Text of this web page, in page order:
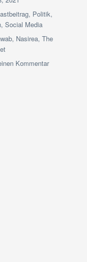
, Politik,
,Social Media
, Nasirea,The
Kommentarzu